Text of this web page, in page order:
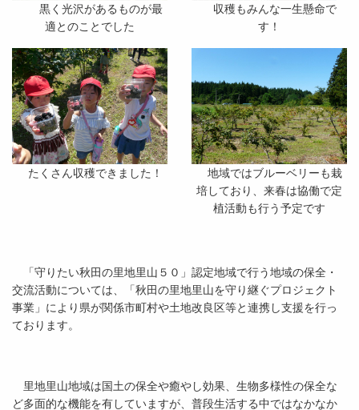
黒く光沢があるものが最
適とのことでした
収穫もみんな一生懸命で
す！
たくさん収穫できました！
地域ではブルーベリーも栽
培しており、来春は協働で定
植活動も行う予定です
「守りたい秋田の里地里山５０」認定地域で行う地域の保全・
交流活動については、「秋田の里地里山を守り継ぐプロジェクト
事業」により県が関係市町村や土地改良区等と連携し支援を行っ
ております。
里地里山地域は国土の保全や癒やし効果、生物多様性の保全な
ど多面的な機能を有していますが、普段生活する中ではなかなか